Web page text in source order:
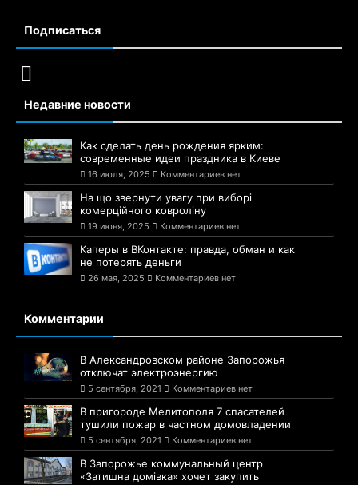
Подписаться
Недавние новости
Как сделать день рождения ярким:
современные идеи праздника в Киеве
16 июля, 2025 Комментариев нет
На що звернути увагу при виборі
комерційного ковроліну
19 июня, 2025 Комментариев нет
Каперы в ВКонтакте: правда, обман и как
не потерять деньги
26 мая, 2025 Комментариев нет
Комментарии
В Александровском районе Запорожья
отключат электроэнергию
5 сентября, 2021 Комментариев нет
В пригороде Мелитополя 7 спасателей
тушили пожар в частном домовладении
5 сентября, 2021 Комментариев нет
В Запорожье коммунальный центр
«Затишна домівка» хочет закупить